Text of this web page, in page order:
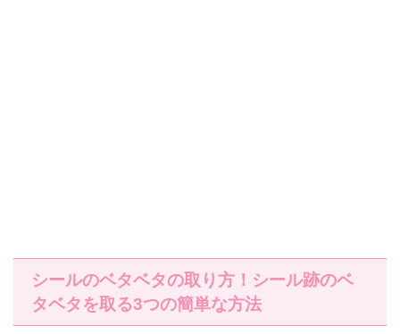
シールのベタベタの取り方！シール跡のベ
タベタを取る3つの簡単な方法